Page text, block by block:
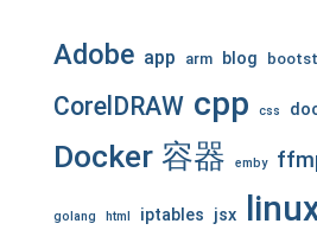
Adobe app arm blog
CorelDRAW cpp css
Docker 容器 emby
golang html iptables jsx